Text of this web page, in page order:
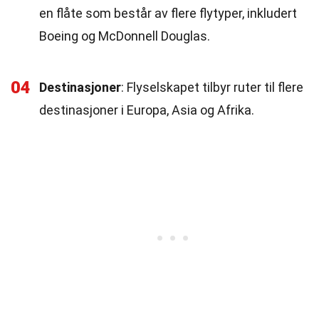
en flåte som består av flere flytyper, inkludert
Boeing og McDonnell Douglas.
04 Destinasjoner: Flyselskapet tilbyr ruter til flere
destinasjoner i Europa, Asia og Afrika.